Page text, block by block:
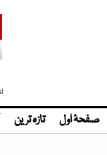
صفحۂ اول تازہ ترین